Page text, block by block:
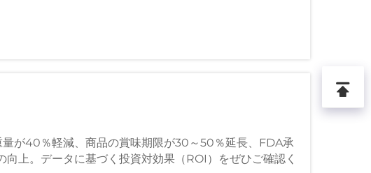
が40％軽減、商品の賞味期限が30～50％延長、FDA承
上。データに基づく投資対効果（ROI）をぜひご確認く